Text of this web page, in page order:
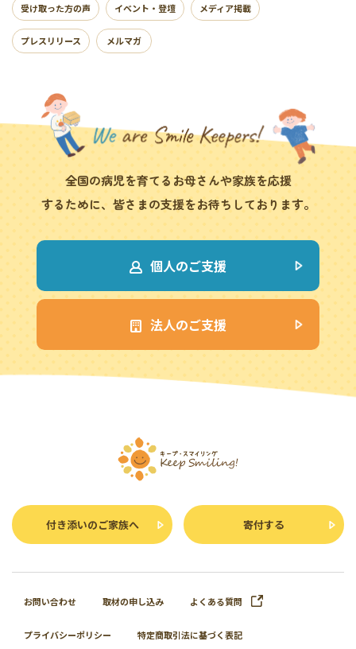
受け取った方の声 イベント・登壇 メディア掲載
プレスリリース メルマガ
全国の病児を育てるお母さんや家族を応援
するために、皆さまの支援をお待ちしております。
個人のご支援
法人のご支援
付き添いのご家族へ 寄付する
お問い合わせ 取材の申し込み よくある質問
プライバシーポリシー 特定商取引法に基づく表記